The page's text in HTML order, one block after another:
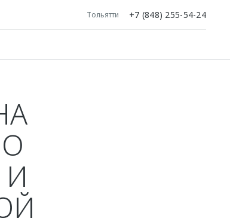
Тольятти +7 (848) 255-54-24